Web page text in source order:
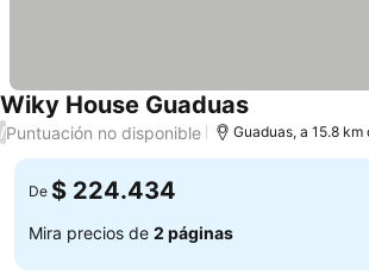
Wiky House GuaduasVer precios
/Puntuación no disponible Guaduas, a 15.8 km
De $ 224.434
Mira precios de 2 páginas